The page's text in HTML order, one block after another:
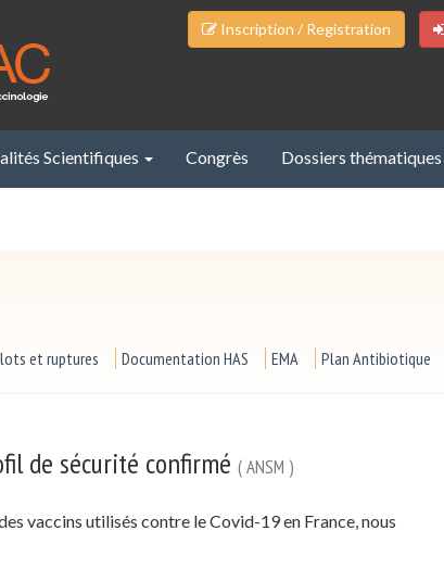
Inscription / Registration
Scientifiques Congrès Dossiers thématiques
et ruptures Documentation HAS EMA Plan Antibiotique
de sécurité confirmé ( ANSM )
vaccins utilisés contre le Covid-19 en France, nous